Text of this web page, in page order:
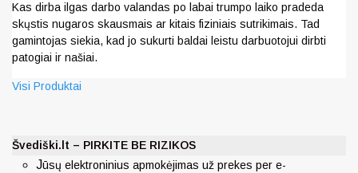
Kas dirba ilgas darbo valandas po labai trumpo laiko pradeda
skųstis nugaros skausmais ar kitais fiziniais sutrikimais. Tad
gamintojas siekia, kad jo sukurti baldai leistu darbuotojui dirbti
patogiai ir našiai.
Visi Produktai
Švediški.lt – PIRKITE BE RIZIKOS
Jūsų elektroninius apmokėjimas už prekes per e-